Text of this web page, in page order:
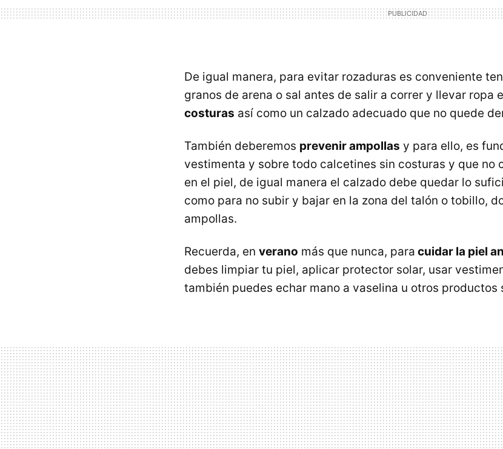
De igual manera, para evitar rozaduras es conveniente
granos de arena o sal antes de salir a correr y llevar ropa
costuras así como un calzado adecuado que no quede
También deberemos prevenir ampollas y para ello, es
vestimenta y sobre todo calcetines sin costuras y que no
en el piel, de igual manera el calzado debe quedar lo
como para no subir y bajar en la zona del talón o tobillo,
ampollas.
Recuerda, en verano más que nunca, para cuidar la piel
debes limpiar tu piel, aplicar protector solar, usar
también puedes echar mano a vaselina u otros productos